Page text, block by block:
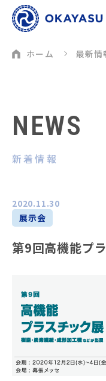
ホーム 最新情
NEWS
新着情報
2020.11.30
展示会
第9回高機能プ